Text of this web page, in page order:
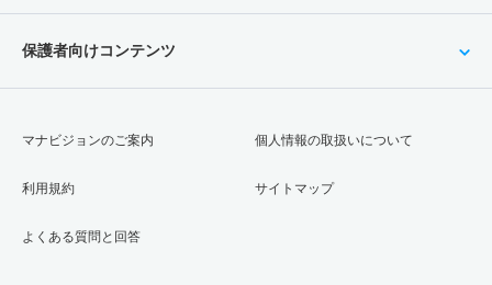
保護者向けコンテンツ
マナビジョンのご案内
利用規約
よくある質問と回答
個人情報の取扱いについて
サイトマップ